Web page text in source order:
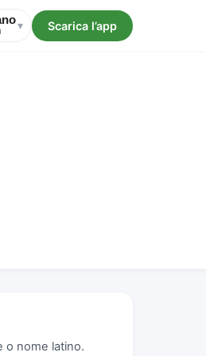
▾ Scarica l’app
o nome latino.